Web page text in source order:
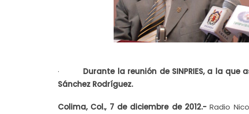
· Durante la reunión de SINPRIES, a la
Sánchez Rodríguez.
Colima, Col., 7 de diciembre de 2012.-Radio